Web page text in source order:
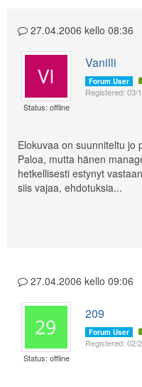
27.04.2006 kello 08:36
Status: offline
Vanilli
Forum User
Registered: 03/
Elokuvaa on suunniteltu jo
Paloa, mutta hänen
hetkellisesti estynyt
siis vajaa, ehdotuksia...
27.04.2006 kello 09:06
Status: offline
209
Forum User
Registered: 02/